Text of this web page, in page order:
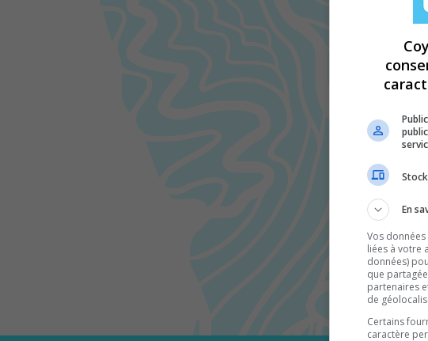
En
Vos
liées à votre
données)
que
partenaires
de
Certains
caractère